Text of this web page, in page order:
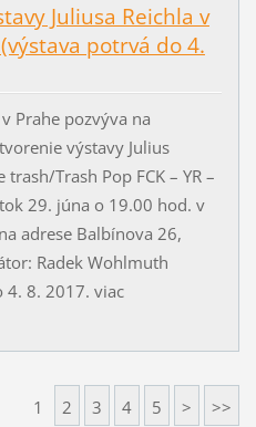
Juliusa Reichla v
potrvá do 4.
Prahe pozvýva na
výstavy Julius
trash/Trash Pop FCK – YR –
29. júna o 19.00 hod. v
adrese Balbínova 26,
Radek Wohlmuth
4. 8. 2017. viac
1 2 3 4 5 > >>